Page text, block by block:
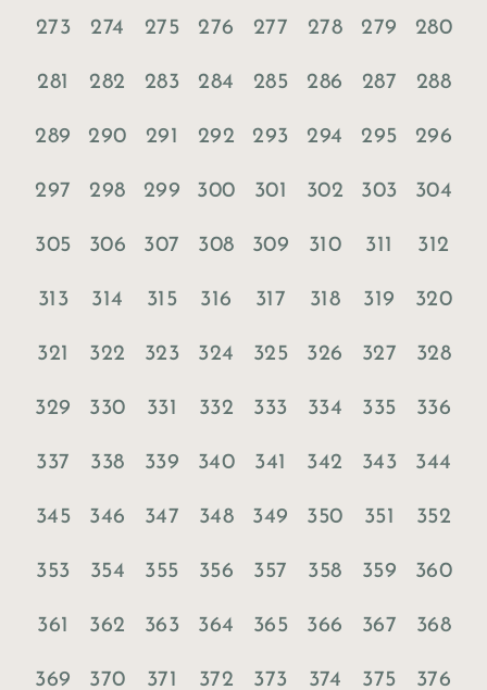
273 274 275 276 277 278 279 280
281 282 283 284 285 286 287 288
289 290 291 292 293 294 295 296
297 298 299 300 301 302 303 304
305 306 307 308 309 310 311 312
313 314 315 316 317 318 319 320
321 322 323 324 325 326 327 328
329 330 331 332 333 334 335 336
337 338 339 340 341 342 343 344
345 346 347 348 349 350 351 352
353 354 355 356 357 358 359 360
361 362 363 364 365 366 367 368
369 370 371 372 373 374 375 376